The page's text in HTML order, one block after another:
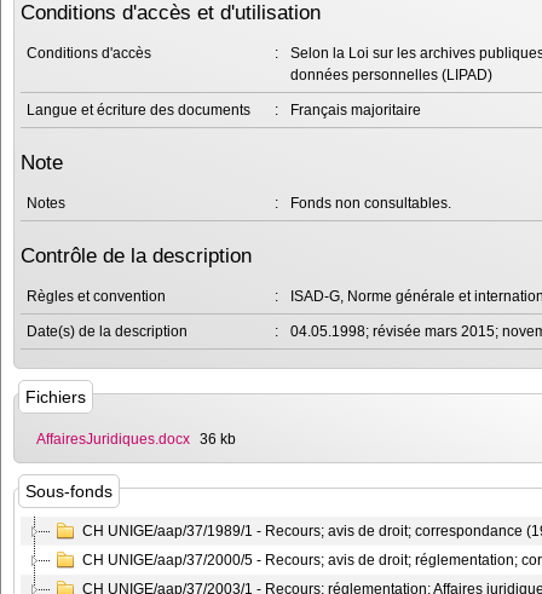
Conditions d'accès et d'utilisation
Conditions d'accès :
Selon la Loi sur les archives
données personnelles (LIPAD)
Langue et écriture des documents : Français majoritaire
Note
Notes : Fonds non consultables.
Contrôle de la description
Règles et convention : ISAD-G, Norme générale et
Date(s) de la description : 04.05.1998; révisée mars 2015;
Fichiers
AffairesJuridiques.docx 36 kb
Sous-fonds
CH UNIGE/aap/37/1989/1 - Recours; avis de droit; correspondance
CH UNIGE/aap/37/2000/5 - Recours; avis de droit; réglementation;
CH UNIGE/aap/37/2003/1 - Recours; réglementation; Affaires